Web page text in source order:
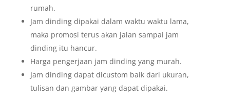
rumah.
Jam dinding dipakai dalam waktu waktu lama,
maka promosi terus akan jalan sampai jam
dinding itu hancur.
Harga pengerjaan jam dinding yang murah.
Jam dinding dapat dicustom baik dari ukuran,
tulisan dan gambar yang dapat dipakai.